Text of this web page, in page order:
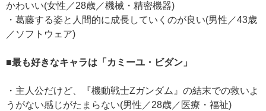
かわいい(女性／28歳／機械・精密機器)
・葛藤する姿と人間的に成長していくのが良い(男性／43歳
／ソフトウェア)
■最も好きなキャラは「カミーユ・ビダン」
・主人公だけど、『機動戦士Zガンダム』の結末での救いよ
うがない感じがたまらない(男性／28歳／医療・福祉)